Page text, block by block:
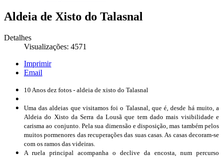
Aldeia de Xisto do Talasnal
Detalhes
Visualizações: 4571
Imprimir
Email
10 Anos dez fotos - aldeia de xisto do Talasnal
Uma das aldeias que visitamos foi o Talasnal, que é, desde há muito, a
Aldeia do Xisto da Serra da Lousã que tem dado mais visibilidade e
carisma ao conjunto. Pela sua dimensão e disposição, mas também pelos
muitos pormenores das recuperações das suas casas. As casas decoram-se
com os ramos das videiras.
A ruela principal acompanha o declive da encosta, num percurso